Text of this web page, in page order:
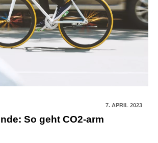
7. APRIL 2023
So geht CO2-arm